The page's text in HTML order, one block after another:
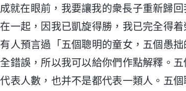
就在眼前，我要讓我的衆長子重新歸
一起，因我已凱旋得勝，我已完全得
人預言過「五個聰明的童女，五個愚
錯誤，所以我可以給你們作點解釋。
表人數，也并不是都代表一類人。五